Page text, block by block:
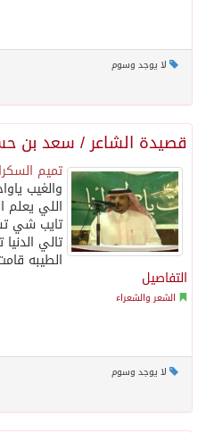
لا يوجد وسوم
قصيدة الشاعر / سعد بن
تميم
والغيب
اللي يعلم
تايب شي
تالي
الطيبه
التفاصيل
الشعر والشعراء
لا يوجد وسوم